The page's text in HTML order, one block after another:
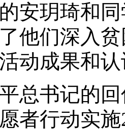
安玥琦和
他们深入
动成果和
书记的回
者行动实